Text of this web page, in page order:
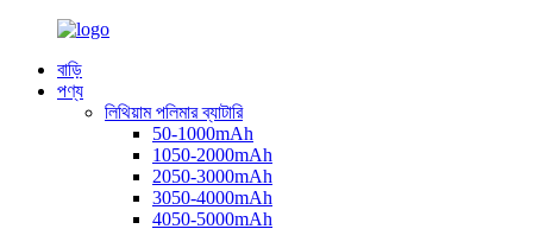
বাড়ি
পণ্য
লিথিয়াম পলিমার ব্যাটারি
50-1000mAh
1050-2000mAh
2050-3000mAh
3050-4000mAh
4050-5000mAh